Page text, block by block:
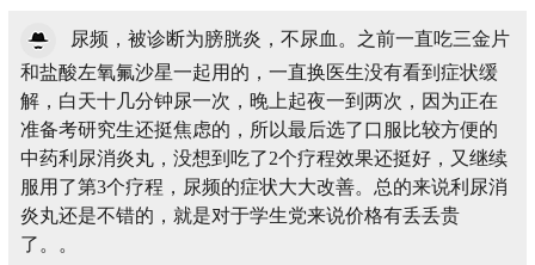
尿频，被诊断为膀胱炎，不尿血。之前一直吃三金片
和盐酸左氧氟沙星一起用的，一直换医生没有看到症状缓
解，白天十几分钟尿一次，晚上起夜一到两次，因为正在
准备考研究生还挺焦虑的，所以最后选了口服比较方便的
中药利尿消炎丸，没想到吃了2个疗程效果还挺好，又继续
服用了第3个疗程，尿频的症状大大改善。总的来说利尿消
炎丸还是不错的，就是对于学生党来说价格有丢丢贵
了。。